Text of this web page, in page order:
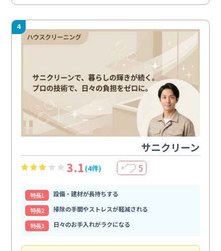
4
サニクリーン
3.1 (4件) ＋ 5
特⻑1
設備・建材が長持ちする
特⻑2
掃除の手間やストレスが軽減される
特⻑3
日々のお手入れがラクになる